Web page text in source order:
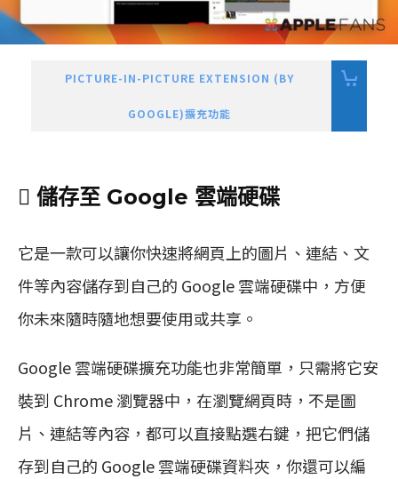
PICTURE-IN-PICTURE EXTENSION (BY
GOOGLE)擴充功能
 儲存至 Google 雲端硬碟
它是一款可以讓你快速將網頁上的圖片、連結、文
件等內容儲存到自己的 Google 雲端硬碟中，方便
你未來隨時隨地想要使用或共享。
Google 雲端硬碟擴充功能也非常簡單，只需將它安
裝到 Chrome 瀏覽器中，在瀏覽網頁時，不是圖
片、連結等內容，都可以直接點選右鍵，把它們儲
存到自己的 Google 雲端硬碟資料夾，你還可以編